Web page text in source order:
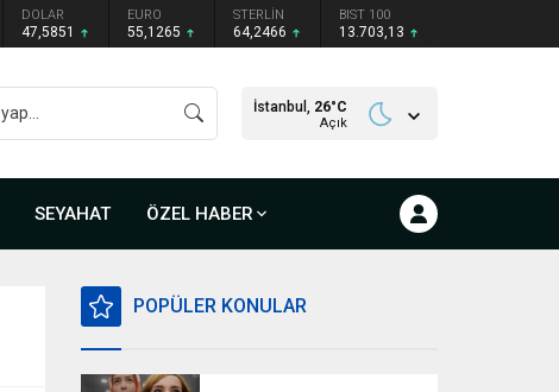
DOLAR
47,5851
EURO
55,1265
STERLİN
64,2466
BIST 100
13.703,13
İstanbul, 26°C
Açık
SEYAHAT ÖZEL HABER
POPÜLER KONULAR